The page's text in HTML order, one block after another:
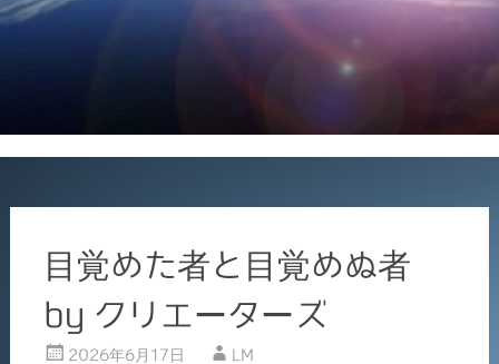
目覚めた者と目覚めぬ者
by クリエーターズ
2026年6月17日 LM